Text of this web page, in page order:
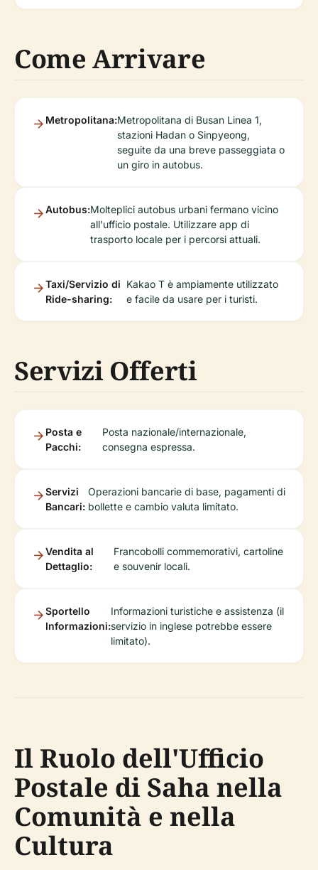
Come Arrivare
Metropolitana:Metropolitana di Busan Linea 1,
stazioni Hadan o Sinpyeong,
seguite da una breve passeggiata o
un giro in autobus.
Autobus:Molteplici autobus urbani fermano vicino
all'ufficio postale. Utilizzare app di
trasporto locale per i percorsi attuali.
Taxi/Servizio di
Ride-sharing:
Kakao T è ampiamente utilizzato
e facile da usare per i turisti.
Servizi Offerti
Posta e
Pacchi:
Posta nazionale/internazionale,
consegna espressa.
Servizi
Bancari:
Operazioni bancarie di base, pagamenti di
bollette e cambio valuta limitato.
Vendita al
Dettaglio:
Francobolli commemorativi, cartoline
e souvenir locali.
Sportello
Informazioni:
Informazioni turistiche e assistenza (il
servizio in inglese potrebbe essere
limitato).
Il Ruolo dell'Ufficio
Postale di Saha nella
Comunità e nella
Cultura